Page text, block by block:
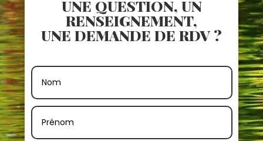
UNE QUESTION, UN
RENSEIGNEMENT,
UNE DEMANDE DE RDV ?